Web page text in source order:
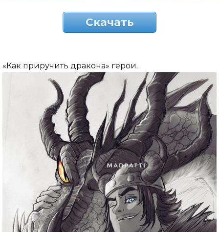
Скачать
«Как приручить дракона» герои.